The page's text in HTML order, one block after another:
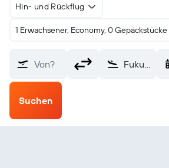
Hin- und Rückflug
1 Erwachsener, Economy, 0 Gepäckstücke
Von? Fukuoka (FUK)
Suchen